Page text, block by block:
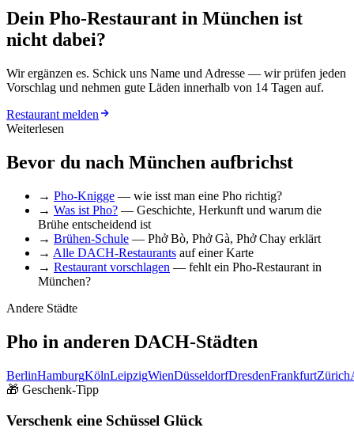
Dein Pho-Restaurant in München ist
nicht dabei?
Wir ergänzen es. Schick uns Name und Adresse — wir prüfen jeden
Vorschlag und nehmen gute Läden innerhalb von 14 Tagen auf.
Restaurant melden
Weiterlesen
Bevor du nach München aufbrichst
→ Pho-Knigge — wie isst man eine Pho richtig?
→ Was ist Pho? — Geschichte, Herkunft und warum die
Brühe entscheidend ist
→ Brühen-Schule — Phở Bò, Phở Gà, Phở Chay erklärt
→ Alle DACH-Restaurants auf einer Karte
→ Restaurant vorschlagen — fehlt ein Pho-Restaurant in
München?
Andere Städte
Pho in anderen DACH-Städten
BerlinHamburgKölnLeipzigWienDüsseldorfDresdenFrankfurtZürich
🎁 Geschenk-Tipp
Verschenk eine Schüssel Glück